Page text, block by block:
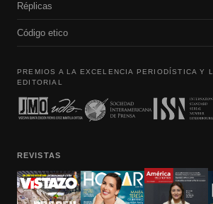
Réplicas
Código etico
PREMIOS A LA EXCELENCIA PERIODÍSTICA Y
EDITORIAL
REVISTAS